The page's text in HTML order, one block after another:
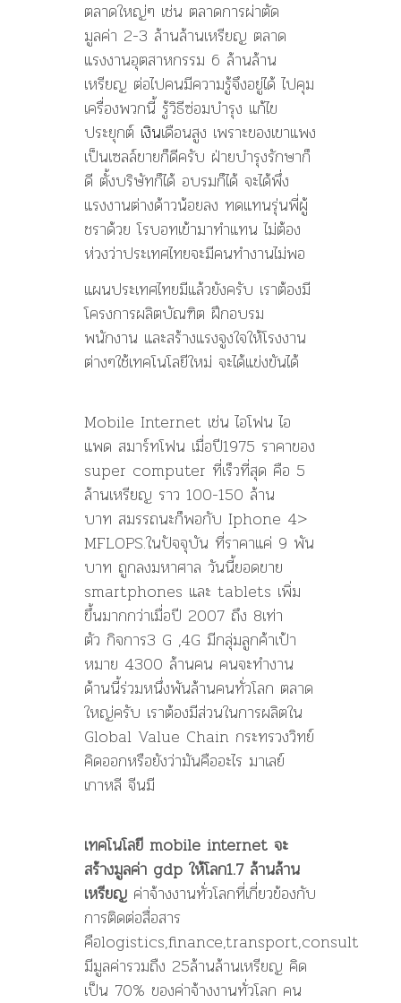
ตลาดใหญ่ๆ เช่น ตลาดการผ่าตัด
มูลค่า 2-3 ล้านล้านเหรียญ ตลาด
แรงงานอุตสาหกรรม 6 ล้านล้าน
เหรียญ ต่อไปคนมีความรู้จึงอยู่ได้ ไปคุม
เครื่องพวกนี้ รู้วิธีซ่อมบำรุง แก้ไข
ประยุกต์ เงินเดือนสูง เพราะของเขาแพง
เป็นเซลล์ขายก็ดีครับ ฝ่ายบำรุงรักษาก็
ดี ตั้งบริษัทก็ได้ อบรมก็ได้ จะได้พึ่ง
แรงงานต่างด้าวน้อยลง ทดแทนรุ่นพี่ผู้
ชราด้วย โรบอทเข้ามาทำแทน ไม่ต้อง
ห่วงว่าประเทศไทยจะมีคนทำงานไม่พอ
แผนประเทศไทยมีแล้วยังครับ เราต้องมี
โครงการผลิตบัณฑิต ฝึกอบรม
พนักงาน และสร้างแรงจูงใจให้โรงงาน
ต่างๆใช้เทคโนโลยีใหม่ จะได้แข่งขันได้
Mobile Internet เช่น ไอโฟน ไอ
แพด สมาร์ทโฟน เมื่อปี1975 ราคาของ
super computer ที่เร็วที่สุด คือ 5
ล้านเหรียญ ราว 100-150 ล้าน
บาท สมรรถนะก็พอกับ Iphone 4>
MFLOPS.ในปัจจุบัน ที่ราคาแค่ 9 พัน
บาท ถูกลงมหาศาล วันนี้ยอดขาย
smartphones และ tablets เพิ่ม
ขึ้นมากกว่าเมื่อปี 2007 ถึง 8เท่า
ตัว กิจการ3 G ,4G มีกลุ่มลูกค้าเป้า
หมาย 4300 ล้านคน คนจะทำงาน
ด้านนี้ร่วมหนึ่งพันล้านคนทั่วโลก ตลาด
ใหญ่ครับ เราต้องมีส่วนในการผลิตใน
Global Value Chain กระทรวงวิทย์
คิดออกหรือยังว่ามันคืออะไร มาเลย์
เกาหลี จีนมี
เทคโนโลยี mobile internet จะ
สร้างมูลค่า gdp ให้โลก1.7 ล้านล้าน
เหรียญ ค่าจ้างงานทั่วโลกที่เกี่ยวข้องกับ
การติดต่อสื่อสาร
คือlogistics,finance,transport,consult
มีมูลค่ารวมถืง 25ล้านล้านเหรียญ คิด
เป็น 70% ของค่าจ้างงานทั่วโลก คน